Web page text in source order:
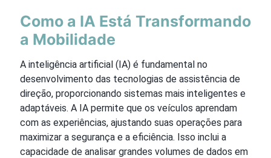
Como a IA Está Transformando
a Mobilidade
A inteligência artificial (IA) é fundamental no
desenvolvimento das tecnologias de assistência de
direção, proporcionando sistemas mais inteligentes e
adaptáveis. A IA permite que os veículos aprendam
com as experiências, ajustando suas operações para
maximizar a segurança e a eficiência. Isso inclui a
capacidade de analisar grandes volumes de dados em